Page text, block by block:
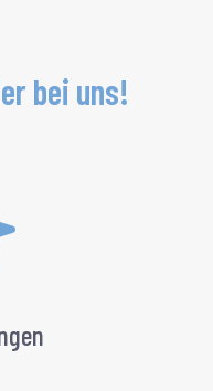
bei uns!